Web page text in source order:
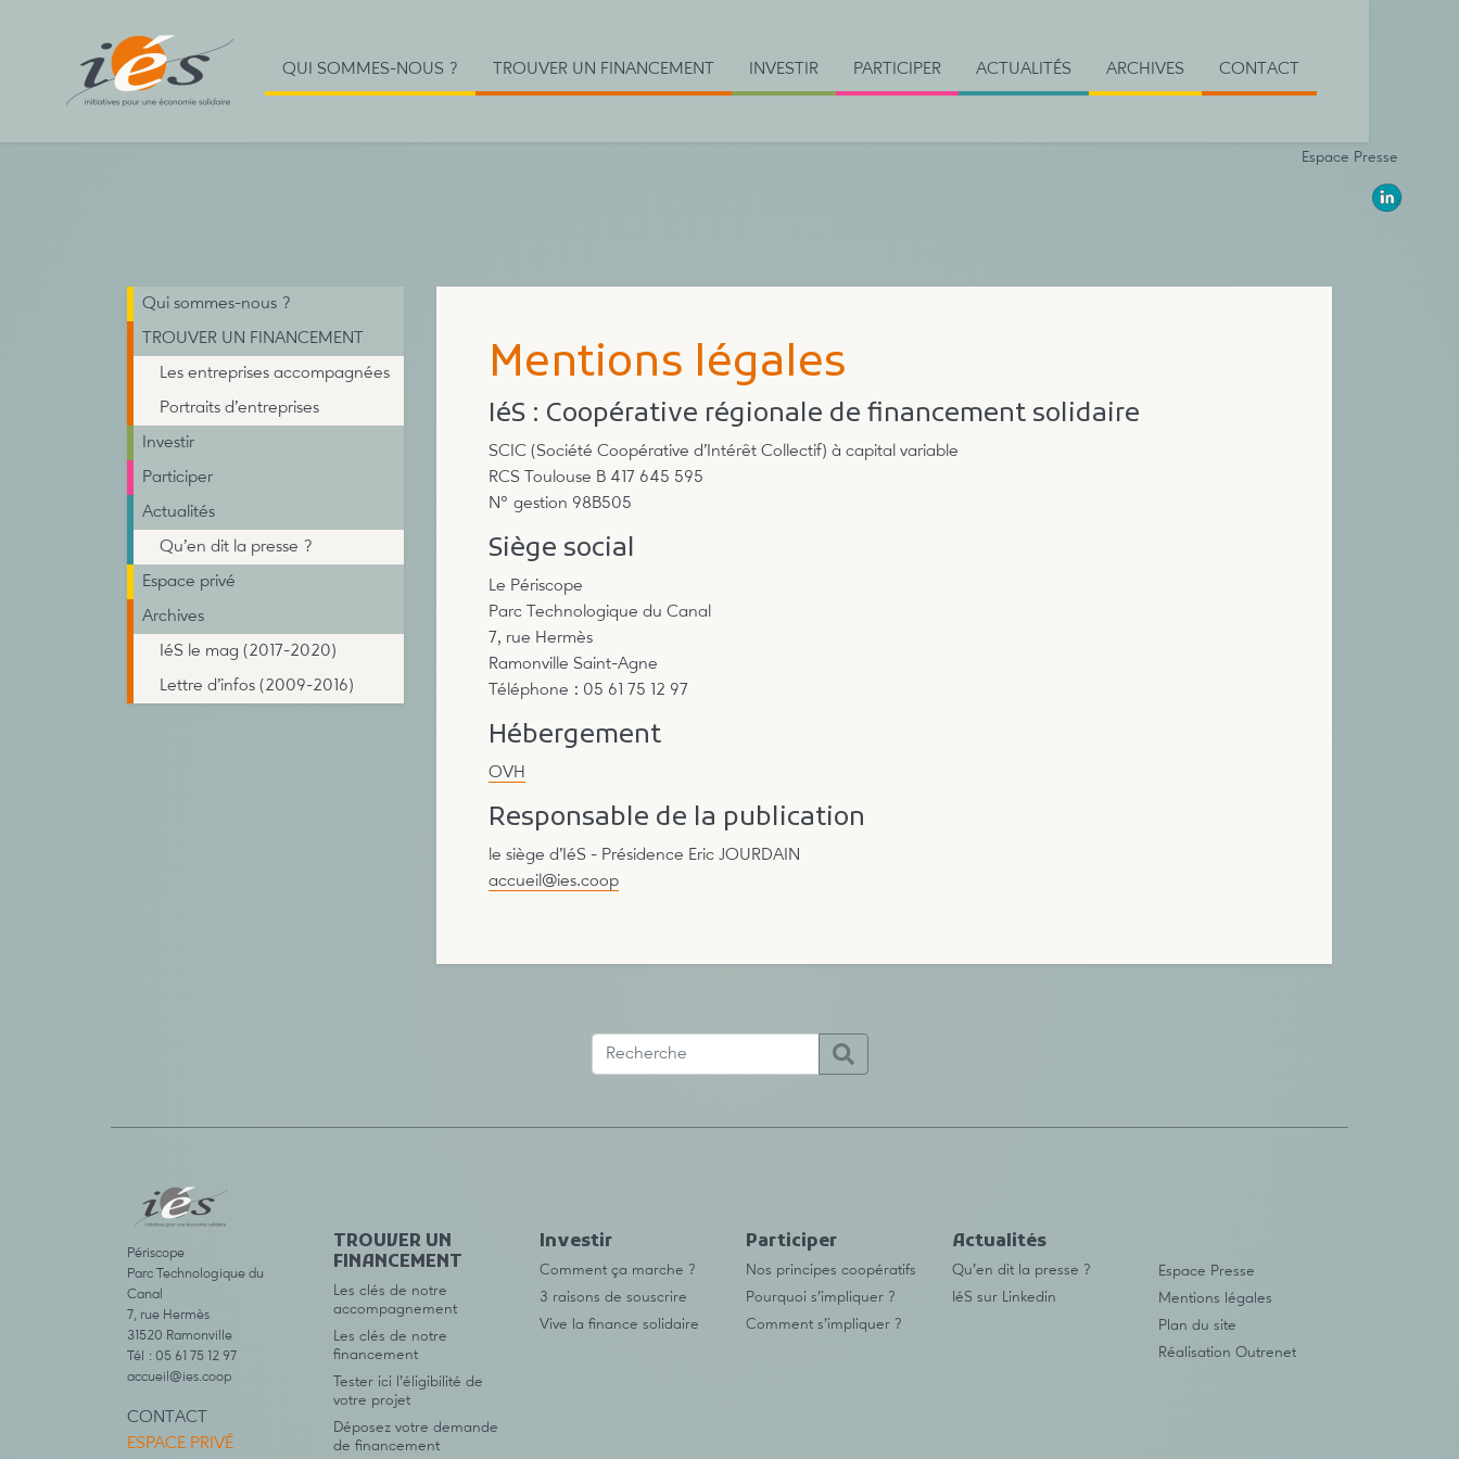
QUI SOMMES-NOUS ? TROUVER UN FINANCEMENT INVESTIR PARTICIPER ACTUALITÉS ARCHIVES CONTACT
Espace Presse
Mentions légales
IéS : Coopérative régionale de financement solidaire
SCIC (Société Coopérative d’Intérêt Collectif) à capital variable
RCS Toulouse B 417 645 595
N° gestion 98B505
Siège social
Le Périscope
Parc Technologique du Canal
7, rue Hermès
Ramonville Saint-Agne
Téléphone : 05 61 75 12 97
Hébergement
OVH
Responsable de la publication
le siège d’IéS - Présidence Eric JOURDAIN
accueil@ies.coop
Qui sommes-nous ?
TROUVER UN FINANCEMENT
Les entreprises accompagnées
Portraits d’entreprises
Investir
Participer
Actualités
Qu’en dit la presse ?
Espace privé
Archives
IéS le mag (2017-2020)
Lettre d’infos (2009-2016)
Périscope
Parc Technologique du
Canal
7, rue Hermès
31520 Ramonville
Tél : 05 61 75 12 97
accueil@ies.coop
CONTACT
ESPACE PRIVÉ
TROUVER UN
FINANCEMENT
Les clés de notre
accompagnement
Les clés de notre
financement
Tester ici l’éligibilité de
votre projet
Déposez votre demande
de financement
Investir
Comment ça marche ?
3 raisons de souscrire
Vive la finance solidaire
Participer
Nos principes coopératifs
Pourquoi s’impliquer ?
Comment s’impliquer ?
Actualités
Qu’en dit la presse ?
IéS sur Linkedin
Espace Presse
Mentions légales
Plan du site
Réalisation Outrenet